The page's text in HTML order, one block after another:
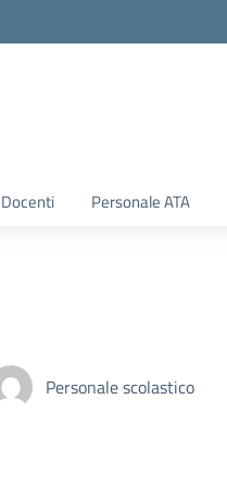
Personale ATA
Personale scolastico